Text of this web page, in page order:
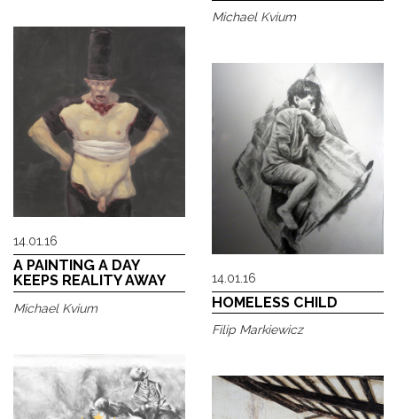
Michael Kvium
14.01.16
A PAINTING A DAY
KEEPS REALITY AWAY
Michael Kvium
14.01.16
HOMELESS CHILD
Filip Markiewicz